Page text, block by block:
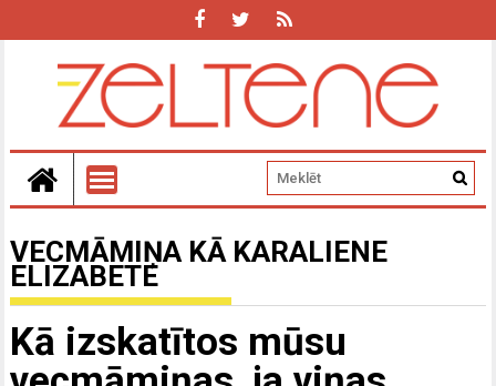
VECMĀMIŅA KĀ KARALIENE
ELIZABETE
Kā izskatītos mūsu